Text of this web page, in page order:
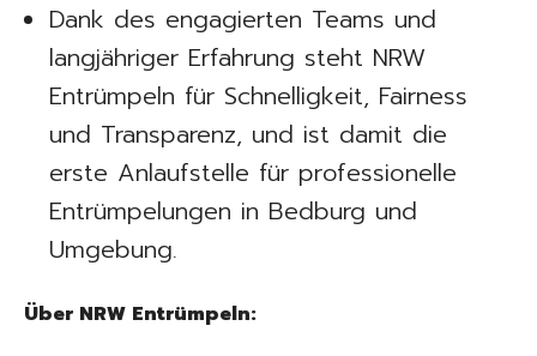
Dank des engagierten Teams und
langjähriger Erfahrung steht NRW
Entrümpeln für Schnelligkeit, Fairness
und Transparenz, und ist damit die
erste Anlaufstelle für professionelle
Entrümpelungen in Bedburg und
Umgebung.
Über NRW Entrümpeln: